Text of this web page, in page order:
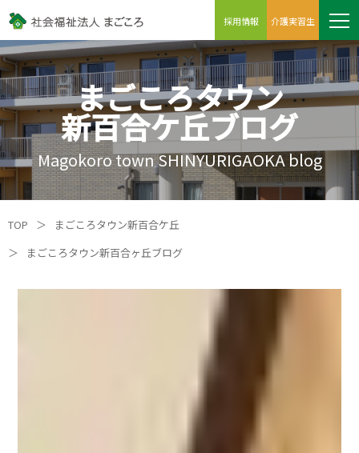
採用情報 介護実習生
まごころタウン
新百合ケ丘ブログ
Magokoro town SHINYURIGAOKA blog
TOP ＞
まごころタウン新百合ケ丘
＞
まごころタウン新百合ヶ丘ブログ